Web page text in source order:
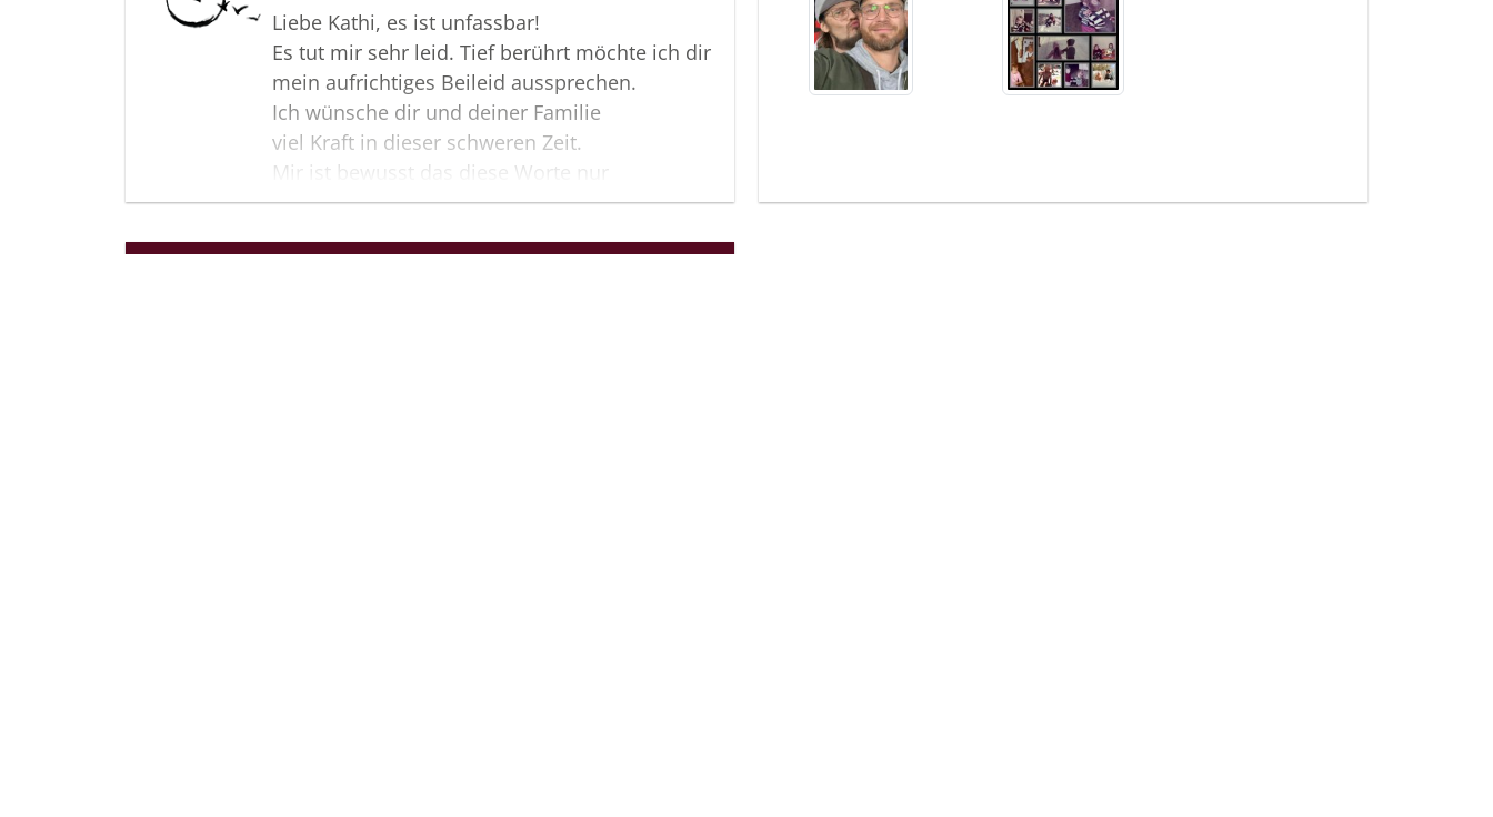
Liebe Kathi, es ist unfassbar!
Es tut mir sehr leid. Tief berührt möchte ich dir
mein aufrichtiges Beileid aussprechen.
Ich wünsche dir und deiner Familie
viel Kraft in dieser schweren Zeit.
Mir ist bewusst das diese Worte nur
wenig Trost spenden können.
Menschen vieles aber niemals die mit ihm